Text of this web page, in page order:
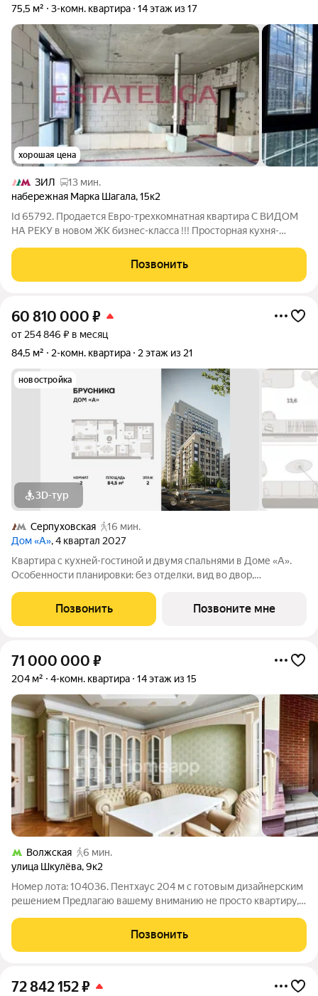
75,5 м² 3-комн. квартира 14 этаж из 17
хорошая цена
ЗИЛ
13 мин.
набережная Марка Шагала,15к2
Id 65792. Продается Евро-трехкомнатная квартира С ВИДОМ
НА РЕКУ в новом ЖК бизнес-класса !!! Просторная кухня-
лучших жилых комплексов Москвы. 2 корпус. Квартира без
отделки для любых
Позвонить
60 810 000 ₽
от 254 846 ₽ в месяц
84,5 м²
2-комн. квартира 2 этаж из 21
новостройка
3D-тур
Серпуховская
16 мин.
Дом «А», 4 квартал 2027
Квартира с кухней-гостиной и двумя спальнями в Доме «А».
Особенности планировки: без отделки, вид во двор,
постирочная, разнесённые спальни. Срок сдачи IV кв. 2027
Дом А - проект от застройщика
Позвонить Позвоните мне
71 000 000 ₽
204 м² 4-комн. квартира 14 этаж из 15
Волжская
6 мин.
улица Шкулёва,9к2
Номер лота: 104036. Пентхаус 204 м с готовым дизайнерским
решением Предлагаю вашему вниманию не просто квартиру, а
подчеркнуты каждой деталью. Это готовое решение для тех,
кто не приемлет
Позвонить
72 842 152₽